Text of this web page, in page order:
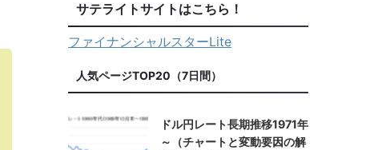
サテライトサイトはこちら！
ファイナンシャルスターLite
人気ページTOP20（7日間）
ドル円レート長期推移1971年
～（チャートと変動要因の解